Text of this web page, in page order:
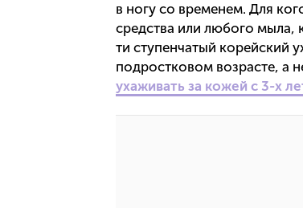
в ногу со временем. Для
средства или любого мыла,
ти ступенчатый корейский
подростковом возрасте, а
ухаживать за кожей с 3-х